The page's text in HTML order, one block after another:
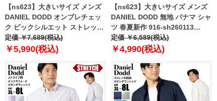
【ns623】大きいサイズ メンズ
DANIEL DODD オンブレチェッ
ク ビックシルエット ストレッチ
シャツ イージーケア 春夏新作
916-sh260112 【fre】
定価 ￥7,689(税込)
￥5,990(税込)
【ns623】大きいサイズ メンズ
DANIEL DODD 無地 パナマ シャ
ツ 春夏新作 916-sh260113
【fre】
定価 ￥6,589(税込)
￥4,990(税込)